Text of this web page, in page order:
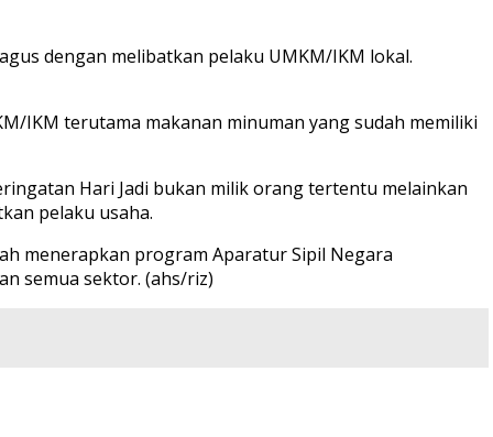
dengan melibatkan pelaku UMKM/IKM lokal.
IKM terutama makanan minuman yang sudah memiliki
Hari Jadi bukan milik orang tertentu melainkan
pelaku usaha.
menerapkan program Aparatur Sipil Negara
semua sektor. (ahs/riz)